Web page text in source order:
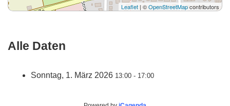
Leaflet | ©OpenStreetMapcontributors
Alle Daten
Sonntag, 1. März 2026 13:00 - 17:00